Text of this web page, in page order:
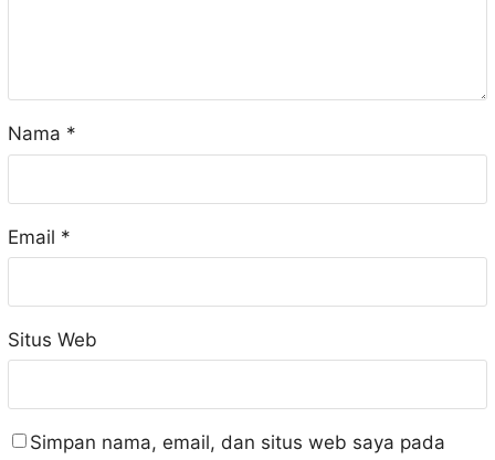
Nama *
Email *
Situs Web
Simpan nama, email, dan situs web saya pada